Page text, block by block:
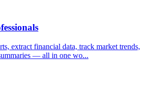
extract financial data, track market trends,
— all in one wo...